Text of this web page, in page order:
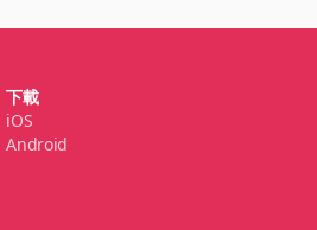
下載
iOS
Android